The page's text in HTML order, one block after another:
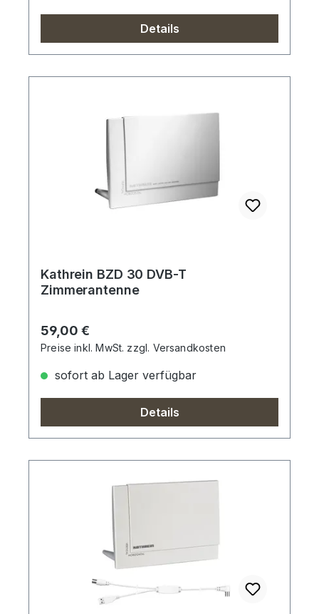
Details
Kathrein BZD 30 DVB-T
Zimmerantenne
Regulärer Preis:
59,00 €
Preise inkl. MwSt. zzgl. Versandkosten
sofort ab Lager verfügbar
Details